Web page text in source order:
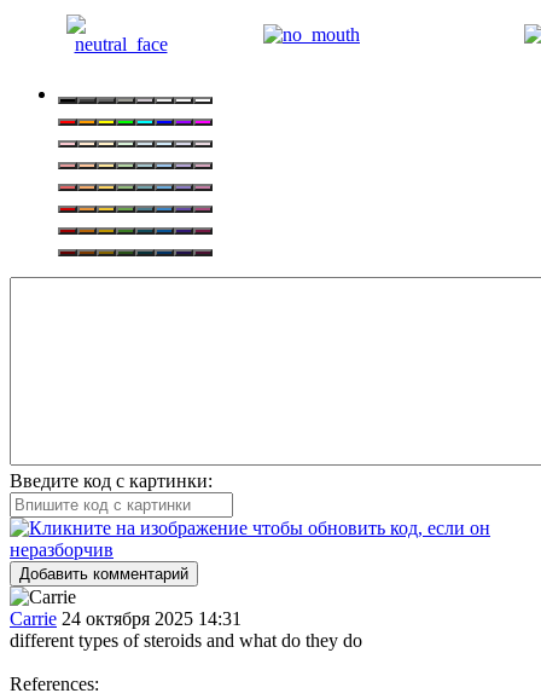
Введите код с картинки:
Добавить комментарий
Carrie 24 октября 2025 14:31
different types of steroids and what do they do
References: